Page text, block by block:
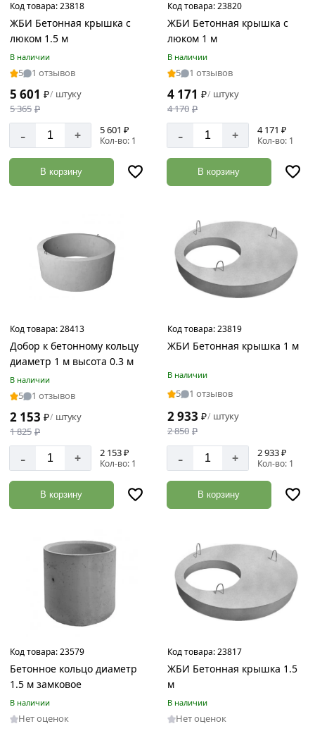
2000
мм
700
мм
Код товара:23818
ЖБИ Бетонная крышка с
люком 1.5 м
В наличии
5 1 отзывов
5 601 ₽/ штуку
5 365 ₽
- + 5 601 ₽
Кол-во: 1
В корзину
Код товара:23820
ЖБИ Бетонная крышка с
люком 1 м
В наличии
5 1 отзывов
4 171 ₽/ штуку
4 170 ₽
- + 4 171 ₽
Кол-во: 1
В корзину
Код товара:28413
Добор к бетонному кольцу
диаметр 1 м высота 0.3 м
В наличии
5 1 отзывов
2 153 ₽/ штуку
1 825 ₽
- + 2 153 ₽
Кол-во: 1
В корзину
Код товара:23819
ЖБИ Бетонная крышка 1 м
В наличии
5 1 отзывов
2 933 ₽/ штуку
2 850 ₽
- + 2 933 ₽
Кол-во: 1
В корзину
Код товара:23579
Бетонное кольцо диаметр
1.5 м замковое
В наличии
Нет оценок
Код товара:23817
ЖБИ Бетонная крышка 1.5
м
В наличии
Нет оценок